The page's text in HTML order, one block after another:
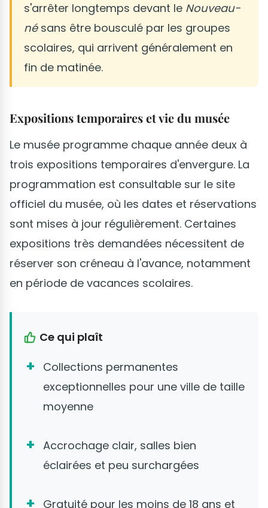
s'arrêter longtemps devant le Nouveau-
nésans être bousculé par les groupes
scolaires, qui arrivent généralement en
fin de matinée.
Expositions temporaires et vie du musée
Le musée programme chaque année deux à
trois expositions temporaires d'envergure. La
programmation est consultable sur le site
officiel du musée, où les dates et réservations
sont mises à jour régulièrement. Certaines
expositions très demandées nécessitent de
réserver son créneau à l'avance, notamment
en période de vacances scolaires.
Ce qui plaît
Collections permanentes
exceptionnelles pour une ville de taille
moyenne
Accrochage clair, salles bien
éclairées et peu surchargées
Gratuité pour les moins de 18 ans et